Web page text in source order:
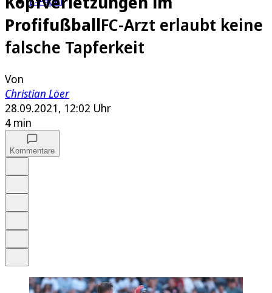
ProfifußballFC-Arzt erlaubt keine
falsche Tapferkeit
Von
Christian Löer
28.09.2021, 12:02 Uhr
4 min
Kommentare